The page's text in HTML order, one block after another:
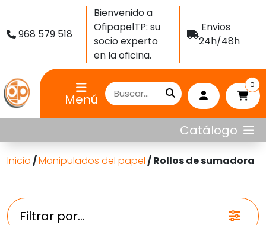
968 579 518
Bienvenido a
OfipapelTP: su
socio experto
en la oficina.
Envios
24h/48h
Menú
0
Catálogo
Inicio/Manipulados del papel/ Rollos de sumadora
Filtrar por...